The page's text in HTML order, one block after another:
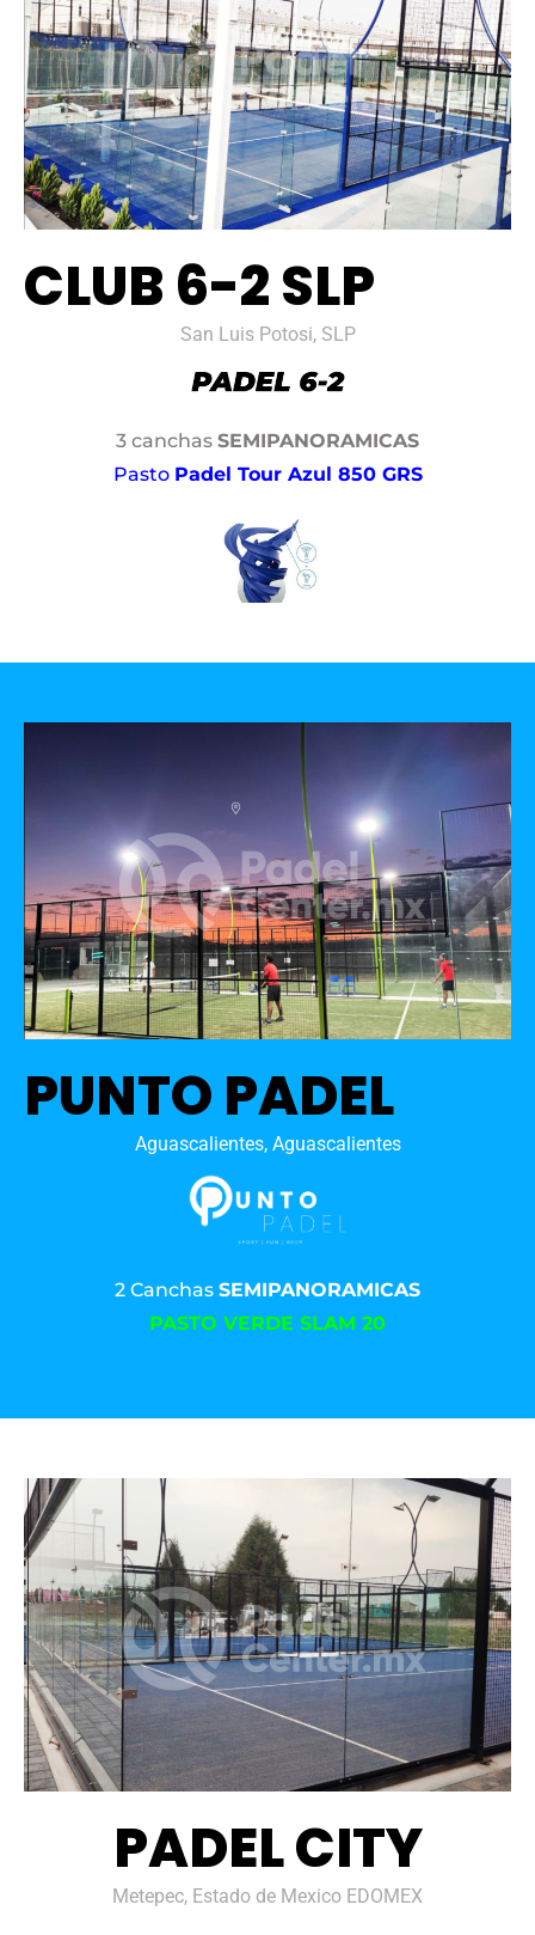
CLUB 6-2 SLP
San Luis Potosi, SLP
3 canchas SEMIPANORAMICAS
Pasto Padel Tour Azul 850 GRS
PUNTO PADEL
Aguascalientes, Aguascalientes
2 Canchas SEMIPANORAMICAS
PASTO VERDE SLAM 20
PADEL CITY
Metepec, Estado de Mexico EDOMEX